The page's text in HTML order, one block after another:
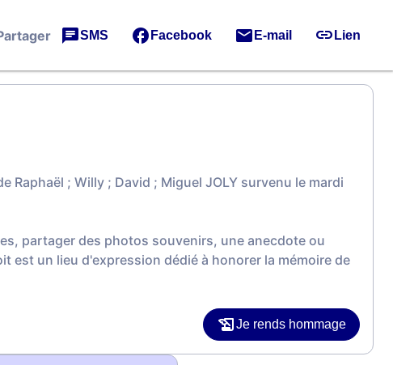
SMS Facebook E-mail Lien
Raphaël ; Willy ; David ; Miguel JOLY survenu le mardi
partager des photos souvenirs, une anecdote ou
est un lieu d'expression dédié à honorer la mémoire de
Je rends hommage